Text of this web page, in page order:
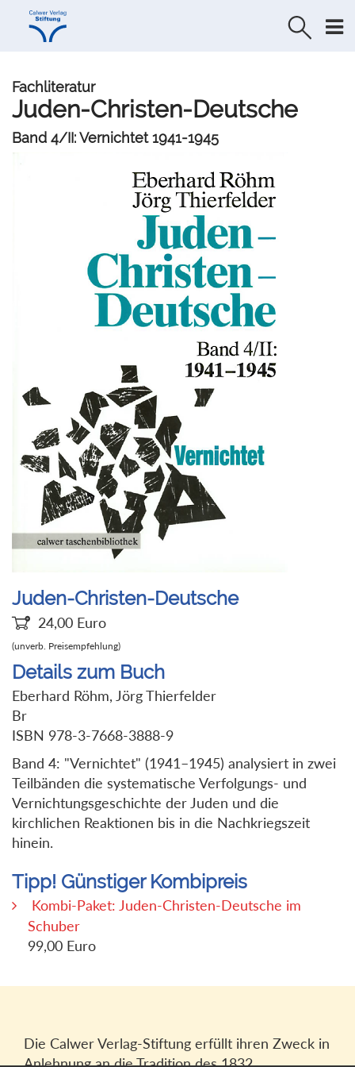
Direkt
Direkt
Fachliteratur
Juden-Christen-Deutsche
Band 4/II: Vernichtet 1941-1945
Juden-Christen-Deutsche
24,00 Euro
(unverb. Preisempfehlung)
Details zum Buch
Eberhard Röhm, Jörg Thierfelder
Br
ISBN 978-3-7668-3888-9
Band 4: "Vernichtet" (1941–1945) analysiert in zwei
Teilbänden die systematische Verfolgungs- und
Vernichtungsgeschichte der Juden und die
kirchlichen Reaktionen bis in die Nachkriegszeit
hinein.
Tipp! Günstiger Kombipreis
Kombi-Paket: Juden-Christen-Deutsche im
Schuber
99,00 Euro
Die Calwer Verlag-Stiftung erfüllt ihren Zweck in
Anlehnung an die Tradition des 1832